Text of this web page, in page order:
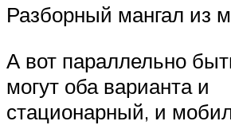
Разборный мангал из
А вот параллельно
могут оба варианта и
стационарный, и